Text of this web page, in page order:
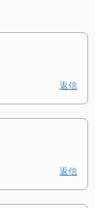
返信
返信